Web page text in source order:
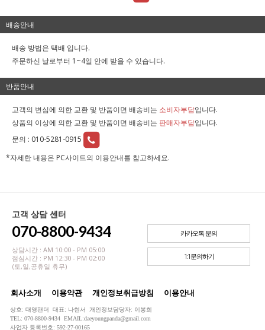
배송안내
배송 방법은 택배 입니다.
주문하신 날로부터 1~4일 안에 받을 수 있습니다.
반품안내
고객의 변심에 의한 교환 및 반품이면 배송비는 소비자부담입니다.
상품의 이상에 의한 교환 및 반품이면 배송비는 판매자부담입니다.
문의 : 010-5281-0915
*자세한 내용은 PC사이트의 이용안내를 참고하세요.
고객 상담 센터
070-8800-9434
상담시간 : AM 10:00 - PM 05:00
점심시간 : PM 12:30 - PM 02:00
(토,일,공휴일 휴무)
카카오톡 문의
1:1문의하기
회사소개 이용약관 개인정보취급방침 이용안내
상호: 대영팬더 대표: 나현서 개인정보담당자: 이봉희
TEL: 070-8800-9434 EMAIL:daeyoungpanda@gmail.com
사업자 등록번호: 592-27-00165